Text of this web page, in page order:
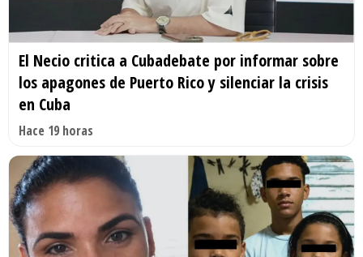
El Necio critica a Cubadebate por informar sobre
los apagones de Puerto Rico y silenciar la crisis
en Cuba
Hace 19 horas